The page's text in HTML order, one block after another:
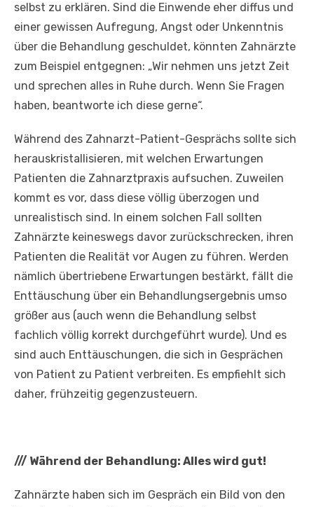
selbst zu erklären. Sind die Einwende eher diffus und
einer gewissen Aufregung, Angst oder Unkenntnis
über die Behandlung geschuldet, könnten Zahnärzte
zum Beispiel entgegnen: „Wir nehmen uns jetzt Zeit
und sprechen alles in Ruhe durch. Wenn Sie Fragen
haben, beantworte ich diese gerne“.
Während des Zahnarzt-Patient-Gesprächs sollte sich
herauskristallisieren, mit welchen Erwartungen
Patienten die Zahnarztpraxis aufsuchen. Zuweilen
kommt es vor, dass diese völlig überzogen und
unrealistisch sind. In einem solchen Fall sollten
Zahnärzte keineswegs davor zurückschrecken, ihren
Patienten die Realität vor Augen zu führen. Werden
nämlich übertriebene Erwartungen bestärkt, fällt die
Enttäuschung über ein Behandlungsergebnis umso
größer aus (auch wenn die Behandlung selbst
fachlich völlig korrekt durchgeführt wurde). Und es
sind auch Enttäuschungen, die sich in Gesprächen
von Patient zu Patient verbreiten. Es empfiehlt sich
daher, frühzeitig gegenzusteuern.
/// Während der Behandlung: Alles wird gut!
Zahnärzte haben sich im Gespräch ein Bild von den